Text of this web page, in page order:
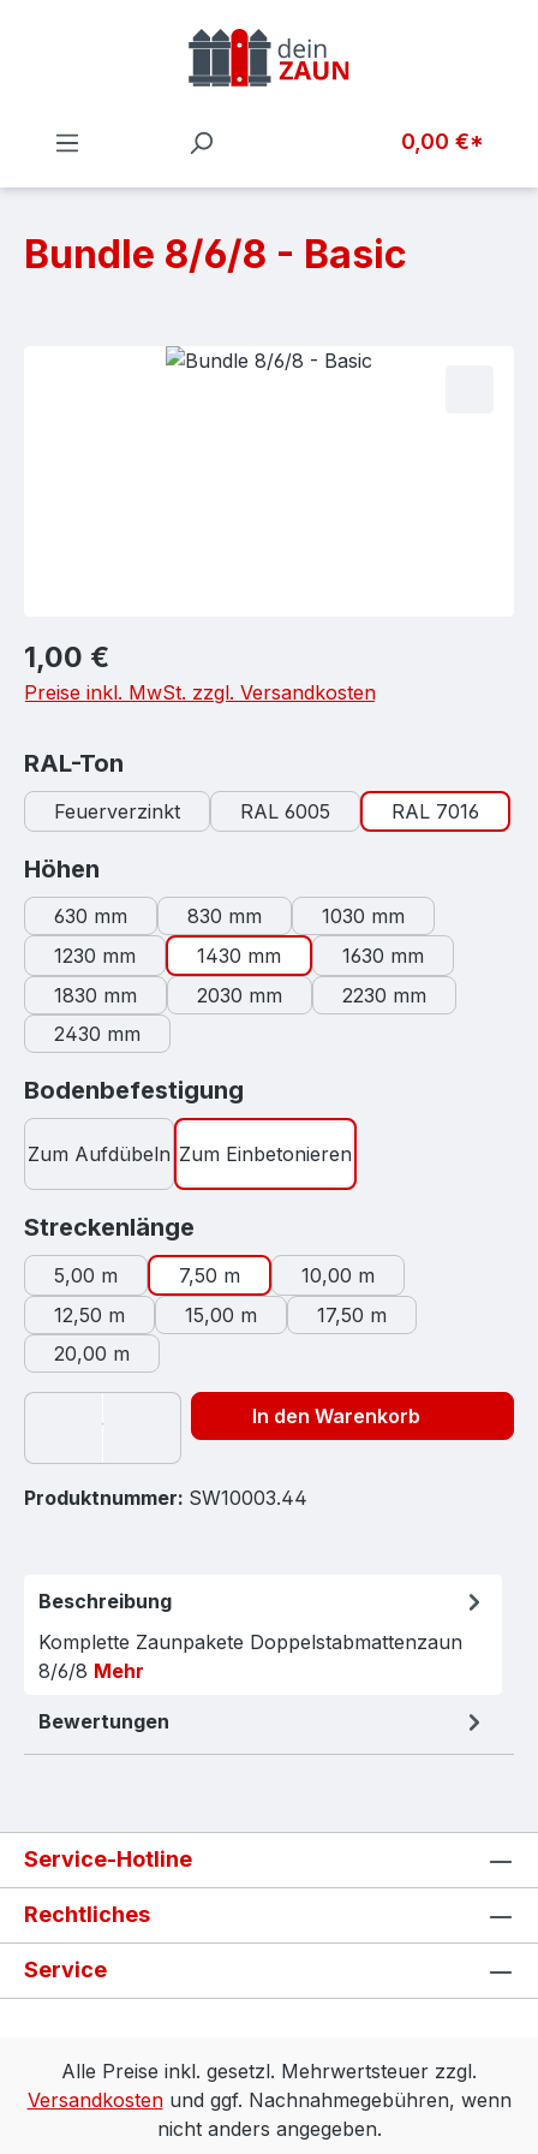
Zum Hauptinhalt springen
0,00 €*
Bundle 8/6/8 - Basic
Bildergalerie überspringen
Regulärer Preis:
1,00 €
Preise inkl. MwSt. zzgl. Versandkosten
RAL-Ton
Feuerverzinkt RAL 6005 RAL 7016
Höhen
630 mm 830 mm
1030 mm
1230 mm
1430 mm
1630 mm
1830 mm
2030 mm
2230 mm
2430 mm
Bodenbefestigung
Zum Aufdübeln Zum Einbetonieren
Streckenlänge
5,00 m 7,50 m
10,00 m
12,50 m
15,00 m
17,50 m
20,00 m
In den Warenkorb
Produktnummer: SW10003.44
Beschreibung
Komplette Zaunpakete Doppelstabmattenzaun
8/6/8 Mehr
Bewertungen
Service-Hotline
Rechtliches
Service
Alle Preise inkl. gesetzl. Mehrwertsteuer zzgl.
Versandkostenund ggf. Nachnahmegebühren, wenn
nicht anders angegeben.